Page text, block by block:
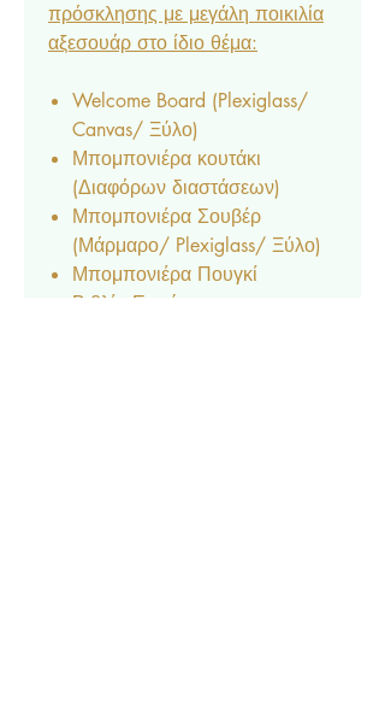
πρόσκλησης με μεγάλη ποικιλία
αξεσουάρ στο ίδιο θέμα:
Welcome Board (Plexiglass/
Canvas/ Ξύλο)
Μπομπονιέρα κουτάκι
(Διαφόρων διαστάσεων)
Μπομπονιέρα Σουβέρ
(Μάρμαρο/ Plexiglass/ Ξύλο)
Μπομπονιέρα Πουγκί
Βιβλίο Ευχών